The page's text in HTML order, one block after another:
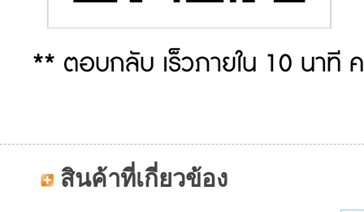
** ตอบกลับ เร็วภายใน 10 นาที
สินค้าที่เกี่ยวข้อง